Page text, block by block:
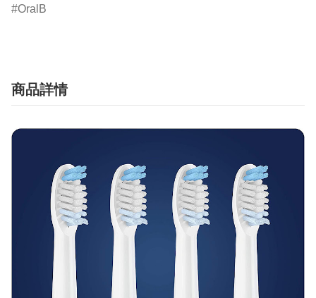
OralB
商品詳情